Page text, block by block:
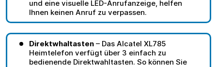
und eine visuelle LED-Anrufanzeige, helfen
Ihnen keinen Anruf zu verpassen.
Direktwhaltasten – Das Alcatel XL785
Heimtelefon verfügt über 3 einfach zu
bedienende Direktwahltasten. So können Sie